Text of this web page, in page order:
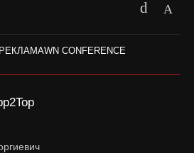
РЕКЛАМАWN CONFERENCE